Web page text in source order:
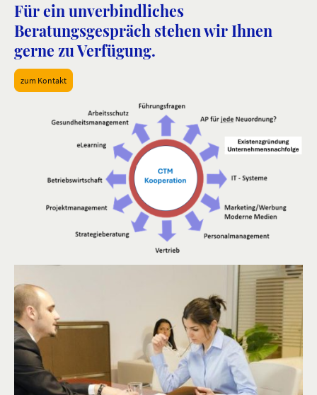
Für ein unverbindliches
Beratungsgespräch stehen wir Ihnen
gerne zu Verfügung.
zum Kontakt